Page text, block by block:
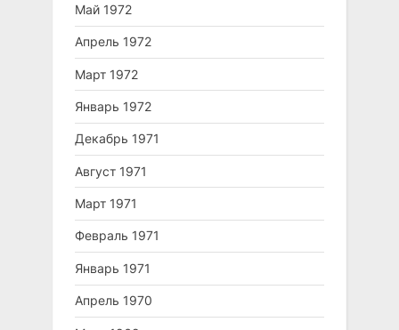
Май 1972
Апрель 1972
Март 1972
Январь 1972
Декабрь 1971
Август 1971
Март 1971
Февраль 1971
Январь 1971
Апрель 1970